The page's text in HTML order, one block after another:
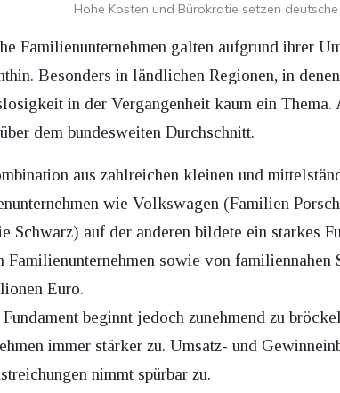
Hohe Kosten und Bürokratie setzen
Familienunternehmen galten aufgrund ihrer
Besonders in ländlichen Regionen, in
in der Vergangenheit kaum ein
dem bundesweiten Durchschnitt.
aus zahlreichen kleinen und
wie Volkswagen (Familien
Schwarz) auf der anderen bildete ein starkes
Familienunternehmen sowie von
Euro.
Fundament beginnt jedoch zunehmend zu
immer stärker zu. Umsatz- und
nimmt spürbar zu.